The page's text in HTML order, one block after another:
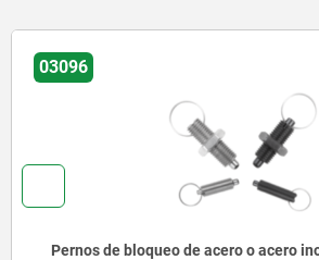
03092
Pernos de bloqueo de acero o